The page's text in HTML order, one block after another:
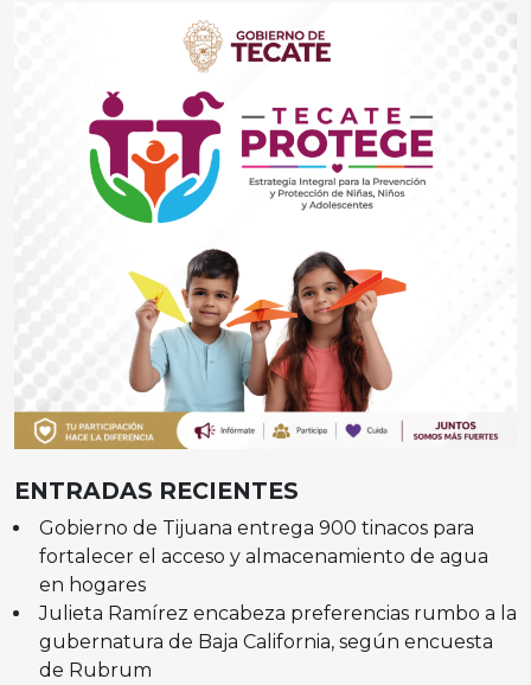
ENTRADAS RECIENTES
Gobierno de Tijuana entrega 900 tinacos para
fortalecer el acceso y almacenamiento de agua
en hogares
Julieta Ramírez encabeza preferencias rumbo a la
gubernatura de Baja California, según encuesta
de Rubrum